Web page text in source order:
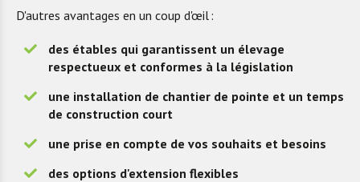
D'autres avantages en un coup d'œil :
des étables qui garantissent un élevage
respectueux et conformes à la législation
une installation de chantier de pointe et un temps
de construction court
une prise en compte de vos souhaits et besoins
des options d'extension flexibles